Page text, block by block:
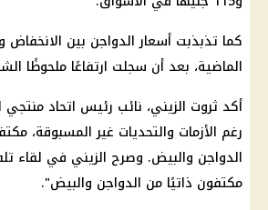
كما تذبذبت أسعار الدواجن بين الانخفاض
الماضية، بعد أن سجلت ارتفاعًا ملحوظًا
أكد ثروت الزيني، نائب رئيس اتحاد منتجي
رغم الأزمات والتحديات غير المسبوقة،
الدواجن والبيض. وصرح الزيني في لقاء
مكتفون ذاتيًا من الدواجن والبيض".